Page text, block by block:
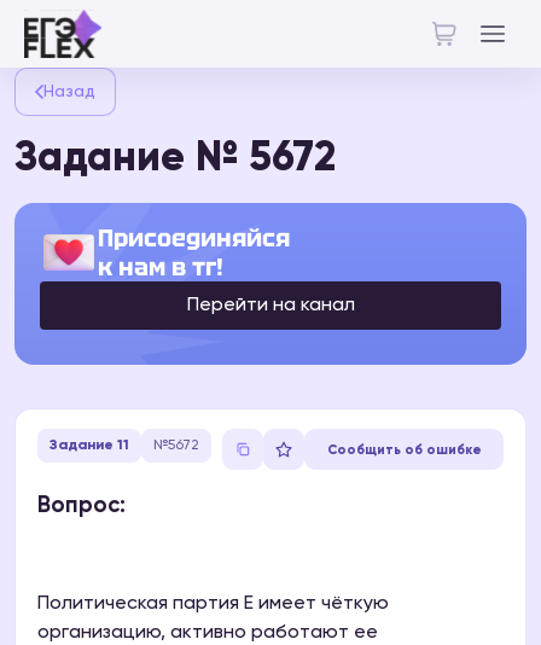
Назад
Задание № 5672
Присоединяйся
к нам в тг!
Перейти на канал
Задание 11 №5672 Сообщить об ошибке
Вопрос:
Политическая партия Е имеет чёткую
организацию, активно работают ее